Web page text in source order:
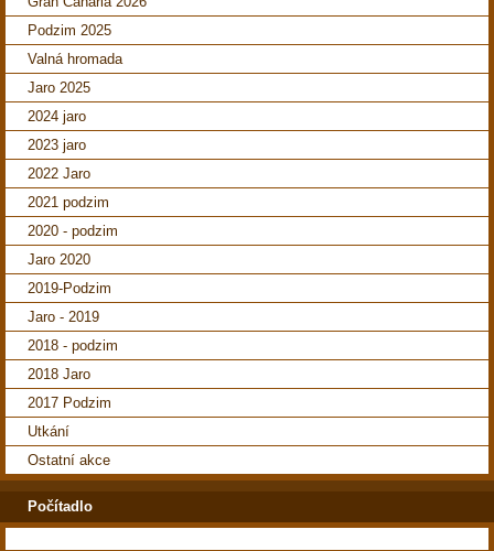
Podzim 2025
Valná hromada
Jaro 2025
2024 jaro
2023 jaro
2022 Jaro
2021 podzim
2020 - podzim
Jaro 2020
2019-Podzim
Jaro - 2019
2018 - podzim
2018 Jaro
2017 Podzim
Utkání
Ostatní akce
Počítadlo